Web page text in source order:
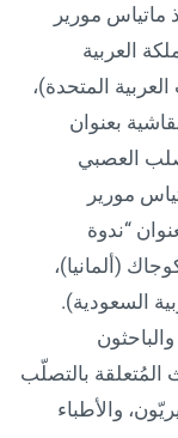
ماتياس مورير
العربية
المتحدة)،
بعنوان
العصبي
مورير
“ندوة
(ألمانيا)،
السعودية).
المُتعلقة بالتصلّب
والأطباء